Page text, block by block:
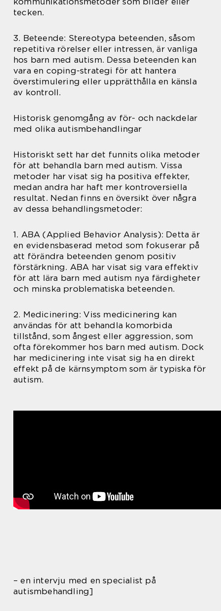
tecken.
3. Beteende: Stereotypa beteenden, såsom
repetitiva rörelser eller intressen, är vanliga
hos barn med autism. Dessa beteenden kan
vara en coping-strategi för att hantera
överstimulering eller upprätthålla en känsla
av kontroll.
Historisk genomgång av för- och nackdelar
med olika autismbehandlingar
Historiskt sett har det funnits olika metoder
för att behandla barn med autism. Vissa
metoder har visat sig ha positiva effekter,
medan andra har haft mer kontroversiella
resultat. Nedan finns en översikt över några
av dessa behandlingsmetoder:
1. ABA (Applied Behavior Analysis): Detta är
en evidensbaserad metod som fokuserar på
att förändra beteenden genom positiv
förstärkning. ABA har visat sig vara effektiv
för att lära barn med autism nya färdigheter
och minska problematiska beteenden.
2. Medicinering: Viss medicinering kan
användas för att behandla komorbida
tillstånd, som ångest eller aggression, som
ofta förekommer hos barn med autism. Dock
har medicinering inte visat sig ha en direkt
effekt på de kärnsymptom som är typiska för
autism.
– en intervju med en specialist på
autismbehandling]